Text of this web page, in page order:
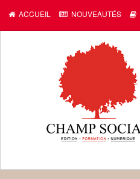
ACCUEIL NOUVEAUTÉS